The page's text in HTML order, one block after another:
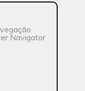
Navigator